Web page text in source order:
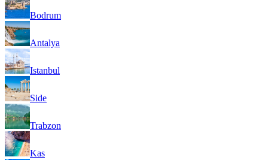
Bodrum
Antalya
Istanbul
Side
Trabzon
Kas